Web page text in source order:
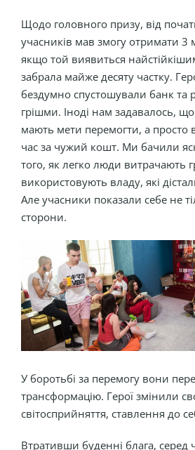
Щодо головного призу, від
учасників мав змогу отримати 3
якщо той виявиться
забрала майже десяту частку.
бездумно спустошували банк та
грішми. Іноді нам задавалось,
мають мети перемогти, а просто
час за чужий кошт. Ми бачили
того, як легко люди витрачають
використовують владу, які
Але учасники показали себе не
сторони.
У боротьбі за перемогу вони
трансформацію. Герої змінили
світосприйняття, ставлення до
Втративши буденні блага, серед